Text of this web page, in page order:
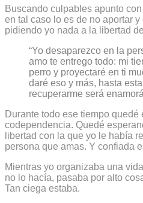
Buscando culpables apunto
en tal caso lo es de no aportar
pidiendo yo nada a la libertad
“Yo desaparezco en la
amo te entrego todo: mi
perro y proyectaré en ti
daré eso y más, hasta
recuperarme será
Durante todo ese tiempo
codependencia. Quedé
libertad con la que yo le había
persona que amas. Y confiada
Mientras yo organizaba una
no lo hacía, pasaba por alto
Tan ciega estaba.